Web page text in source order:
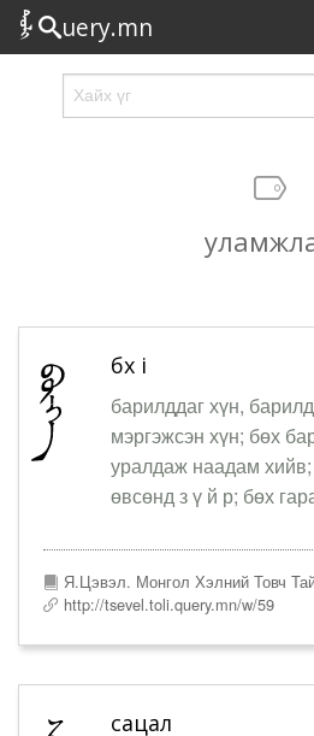
uery.mn
Сонирхолтой
бөх i
барилддаг хүн,
мэргэжсэн хүн; бөх
уралдаж наадам хийв;
өвсөнд з ү й р; бөх
Я.Цэвэл. Монгол Хэлний Товч
http://tsevel.toli.query.mn/w/59
сацал